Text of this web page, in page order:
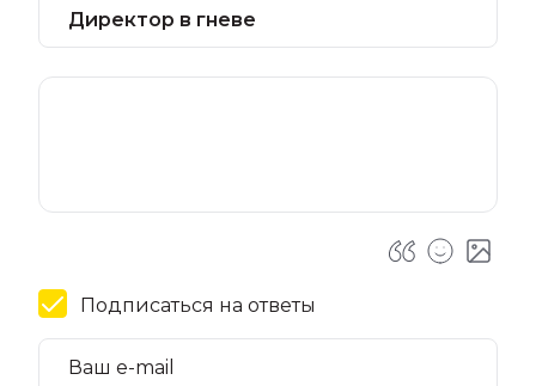
Подписаться на ответы